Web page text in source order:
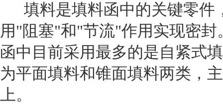
填料是填料函中的关键零件
用"阻塞"和"节流"作用实现密
函中目前采用最多的是自紧式
为平面填料和锥面填料两类，
上。